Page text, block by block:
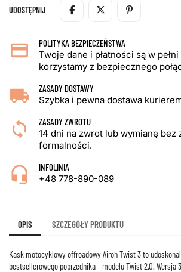
UDOSTĘPNIJ
POLITYKA BEZPIECZEŃSTWA
Twoje dane i płatności są w
korzystamy z bezpiecznego
ZASADY DOSTAWY
Szybka i pewna dostawa
ZASADY ZWROTU
14 dni na zwrot lub wymianę bez
formalności.
INFOLINIA
+48 778-890-089
OPIS SZCZEGÓŁY PRODUKTU
Kask motocyklowy offroadowy Airoh Twist 3 to
bestsellerowego poprzednika - modelu Twist 2.0. Wersja